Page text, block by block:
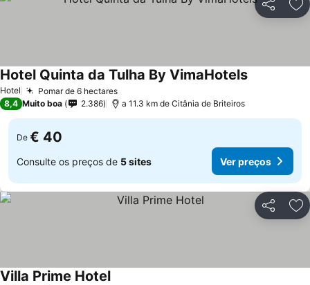
Partilhar
Hotel Pomar de 6 hectares
Hotel Quinta da Tulha By VimaHotels
8,4 Muito boa 2.386 a 11.3 km de Citânia de Briteiros
De € 40
Consulte os preços de 5 sites Ver preços
Partilhar
Villa Prime Hotel